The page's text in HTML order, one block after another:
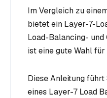
Im Vergleich zu
bietet ein Layer-7-
Load-Balancing-
ist eine gute Wahl
Diese Anleitung
eines Layer-7 Load